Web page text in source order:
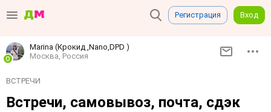
Регистрация Вход
Marina (Крокид ,Nano,DPD )
Москва, Россия
ВСТРЕЧИ
Встречи, самовывоз, почта, сдэк